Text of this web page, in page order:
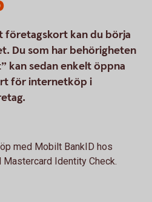
företagskort kan du börja
Du som har behörigheten
kan sedan enkelt öppna
för internetköp i
med Mobilt BankID hos
Identity Check.